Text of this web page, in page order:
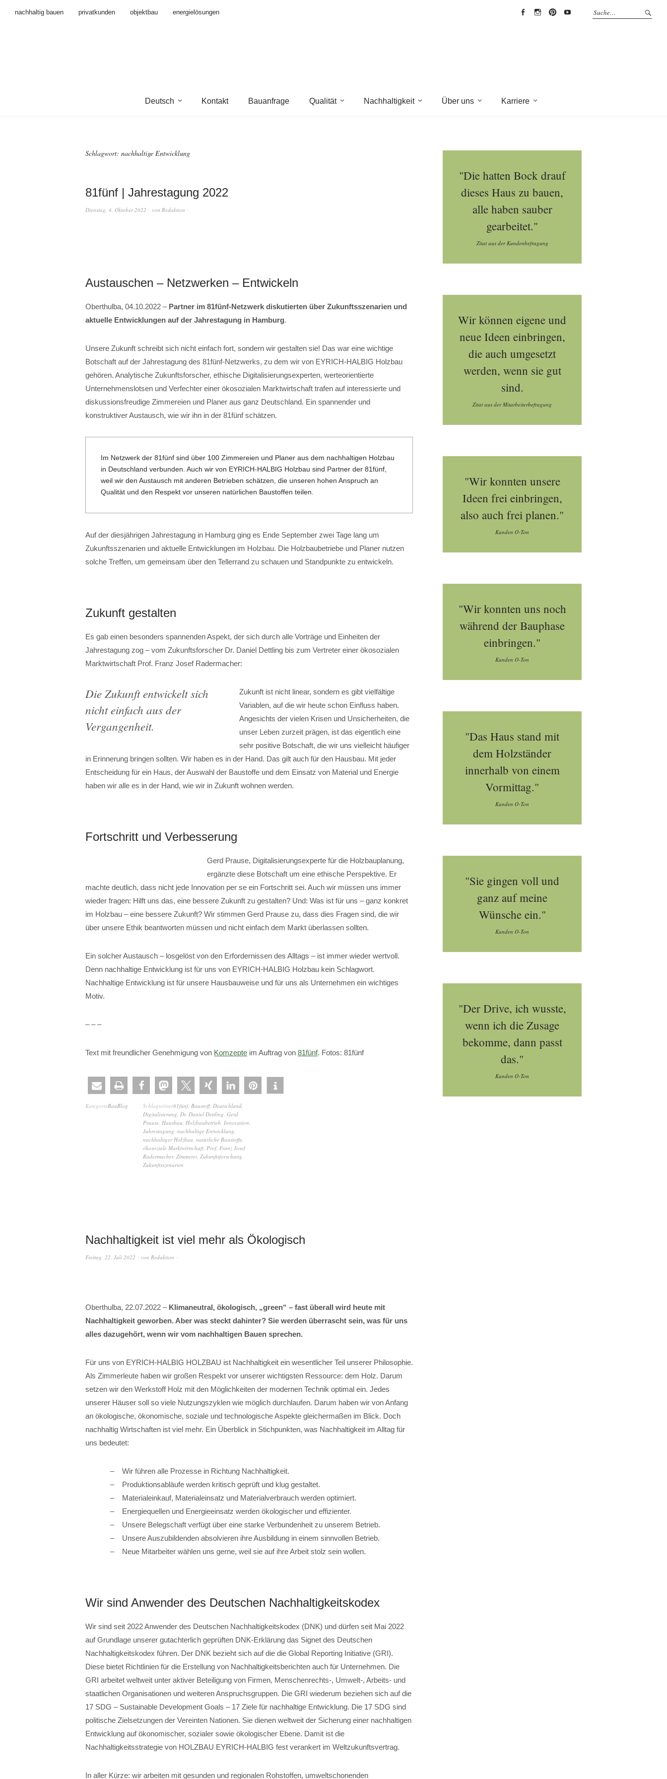
nachhaltig bauen privatkunden objektbau
energielösungen
Deutsch Kontakt Bauanfrage Qualität Nachhaltigkeit Über uns Karriere
Schlagwort: nachhaltige Entwicklung
81fünf | Jahrestagung 2022
Dienstag, 4. Oktober 2022 von Redaktion
Austauschen – Netzwerken – Entwickeln
Oberthulba, 04.10.2022 – Partner im 81fünf-Netzwerk diskutierten über Zukunftsszenarien und
aktuelle Entwicklungen auf der Jahrestagung in Hamburg.
Unsere Zukunft schreibt sich nicht einfach fort, sondern wir gestalten sie! Das war eine wichtige
Botschaft auf der Jahrestagung des 81fünf-Netzwerks, zu dem wir von EYRICH-HALBIG Holzbau
gehören. Analytische Zukunftsforscher, ethische Digitalisierungsexperten, werteorientierte
Unternehmenslotsen und Verfechter einer ökosozialen Marktwirtschaft trafen auf interessierte und
diskussionsfreudige Zimmereien und Planer aus ganz Deutschland. Ein spannender und
konstruktiver Austausch, wie wir ihn in der 81fünf schätzen.
Im Netzwerk der 81fünf sind über 100 Zimmereien und Planer aus dem nachhaltigen Holzbau
in Deutschland verbunden. Auch wir von EYRICH-HALBIG Holzbau sind Partner der 81fünf,
weil wir den Austausch mit anderen Betrieben schätzen, die unseren hohen Anspruch an
Qualität und den Respekt vor unseren natürlichen Baustoffen teilen.
Auf der diesjährigen Jahrestagung in Hamburg ging es Ende September zwei Tage lang um
Zukunftsszenarien und aktuelle Entwicklungen im Holzbau. Die Holzbaubetriebe und Planer nutzen
solche Treffen, um gemeinsam über den Tellerrand zu schauen und Standpunkte zu entwickeln.
Zukunft gestalten
Es gab einen besonders spannenden Aspekt, der sich durch alle Vorträge und Einheiten der
Jahrestagung zog – vom Zukunftsforscher Dr. Daniel Dettling bis zum Vertreter einer ökosozialen
Marktwirtschaft Prof. Franz Josef Radermacher:
Die Zukunft entwickelt sich
nicht einfach aus der
Vergangenheit.
Zukunft ist nicht linear, sondern es gibt vielfältige
Variablen, auf die wir heute schon Einfluss haben.
Angesichts der vielen Krisen und Unsicherheiten, die
unser Leben zurzeit prägen, ist das eigentlich eine
sehr positive Botschaft, die wir uns vielleicht häufiger
in Erinnerung bringen sollten. Wir haben es in der Hand. Das gilt auch für den Hausbau. Mit jeder
Entscheidung für ein Haus, der Auswahl der Baustoffe und dem Einsatz von Material und Energie
haben wir alle es in der Hand, wie wir in Zukunft wohnen werden.
Fortschritt und Verbesserung
Gerd Prause, Digitalisierungsexperte für die Holzbauplanung,
ergänzte diese Botschaft um eine ethische Perspektive. Er
machte deutlich, dass nicht jede Innovation per se ein Fortschritt sei. Auch wir müssen uns immer
wieder fragen: Hilft uns das, eine bessere Zukunft zu gestalten? Und: Was ist für uns – ganz konkret
im Holzbau – eine bessere Zukunft? Wir stimmen Gerd Prause zu, dass dies Fragen sind, die wir
über unsere Ethik beantworten müssen und nicht einfach dem Markt überlassen sollten.
Ein solcher Austausch – losgelöst von den Erfordernissen des Alltags – ist immer wieder wertvoll.
Denn nachhaltige Entwicklung ist für uns von EYRICH-HALBIG Holzbau kein Schlagwort.
Nachhaltige Entwicklung ist für unsere Hausbauweise und für uns als Unternehmen ein wichtiges
Motiv.
– – –
Text mit freundlicher Genehmigung von Komzepte im Auftrag von 81fünf. Fotos: 81fünf
KategorieBauBlog Schlagwörter81fünf, Baustoff, Deutschland
Digitalisierung Dr. Daniel Dettling Gerd
Prause Hausbau Holzbaubetrieb Innovation
Jahrestagung nachhaltige Entwicklung
nachhaltiger Holzbau natürliche Baustoffe
ökosoziale Marktwirtschaft Prof. Franz Josef
Radermacher, Zimmerei Zukunftsforschung
Zukunftsszenarien
Nachhaltigkeit ist viel mehr als Ökologisch
Freitag, 22. Juli 2022 von Redaktion
Oberthulba, 22.07.2022 – Klimaneutral, ökologisch, „green“ – fast überall wird heute mit
Nachhaltigkeit geworben. Aber was steckt dahinter? Sie werden überrascht sein, was für uns
alles dazugehört, wenn wir vom nachhaltigen Bauen sprechen.
Für uns von EYRICH-HALBIG HOLZBAU ist Nachhaltigkeit ein wesentlicher Teil unserer Philosophie.
Als Zimmerleute haben wir großen Respekt vor unserer wichtigsten Ressource: dem Holz. Darum
setzen wir den Werkstoff Holz mit den Möglichkeiten der modernen Technik optimal ein. Jedes
unserer Häuser soll so viele Nutzungszyklen wie möglich durchlaufen. Darum haben wir von Anfang
an ökologische, ökonomische, soziale und technologische Aspekte gleichermaßen im Blick. Doch
nachhaltig Wirtschaften ist viel mehr. Ein Überblick in Stichpunkten, was Nachhaltigkeit im Alltag für
uns bedeutet:
Wir führen alle Prozesse in Richtung Nachhaltigkeit.
Produktionsabläufe werden kritisch geprüft und klug gestaltet.
Materialeinkauf, Materialeinsatz und Materialverbrauch werden optimiert.
Energiequellen und Energieeinsatz werden ökologischer und effizienter.
Unsere Belegschaft verfügt über eine starke Verbundenheit zu unserem Betrieb.
Unsere Auszubildenden absolvieren ihre Ausbildung in einem sinnvollen Betrieb.
Neue Mitarbeiter wählen uns gerne, weil sie auf ihre Arbeit stolz sein wollen.
Wir sind Anwender des Deutschen Nachhaltigkeitskodex
Wir sind seit 2022 Anwender des Deutschen Nachhaltigkeitskodex (DNK) und dürfen seit Mai 2022
auf Grundlage unserer gutachterlich geprüften DNK-Erklärung das Signet des Deutschen
Nachhaltigkeitskodex führen. Der DNK bezieht sich auf die die Global Reporting Initiative (GRI).
Diese bietet Richtlinien für die Erstellung von Nachhaltigkeitsberichten auch für Unternehmen. Die
GRI arbeitet weltweit unter aktiver Beteiligung von Firmen, Menschenrechts-, Umwelt-, Arbeits- und
staatlichen Organisationen und weiteren Anspruchsgruppen. Die GRI wiederum beziehen sich auf die
17 SDG – Sustainable Development Goals – 17 Ziele für nachhaltige Entwicklung. Die 17 SDG sind
politische Zielsetzungen der Vereinten Nationen. Sie dienen weltweit der Sicherung einer nachhaltigen
Entwicklung auf ökonomischer, sozialer sowie ökologischer Ebene. Damit ist die
Nachhaltigkeitsstrategie von HOLZBAU EYRICH-HALBIG fest verankert im Weltzukunftsvertrag.
In aller Kürze: wir arbeiten mit gesunden und regionalen Rohstoffen, umweltschonenden
"Die hatten Bock drauf
dieses Haus zu bauen,
alle haben sauber
gearbeitet."
Zitat aus der Kundenbefragung
Wir können eigene und
neue Ideen einbringen,
die auch umgesetzt
werden, wenn sie gut
sind.
Zitat aus der Mitarbeiterbefragung
"Wir konnten unsere
Ideen frei einbringen,
also auch frei planen."
Kunden O-Ton
"Wir konnten uns noch
während der Bauphase
einbringen."
Kunden O-Ton
"Das Haus stand mit
dem Holzständer
innerhalb von einem
Vormittag."
Kunden O-Ton
"Sie gingen voll und
ganz auf meine
Wünsche ein."
Kunden O-Ton
"Der Drive, ich wusste,
wenn ich die Zusage
bekomme, dann passt
das."
Kunden O-Ton